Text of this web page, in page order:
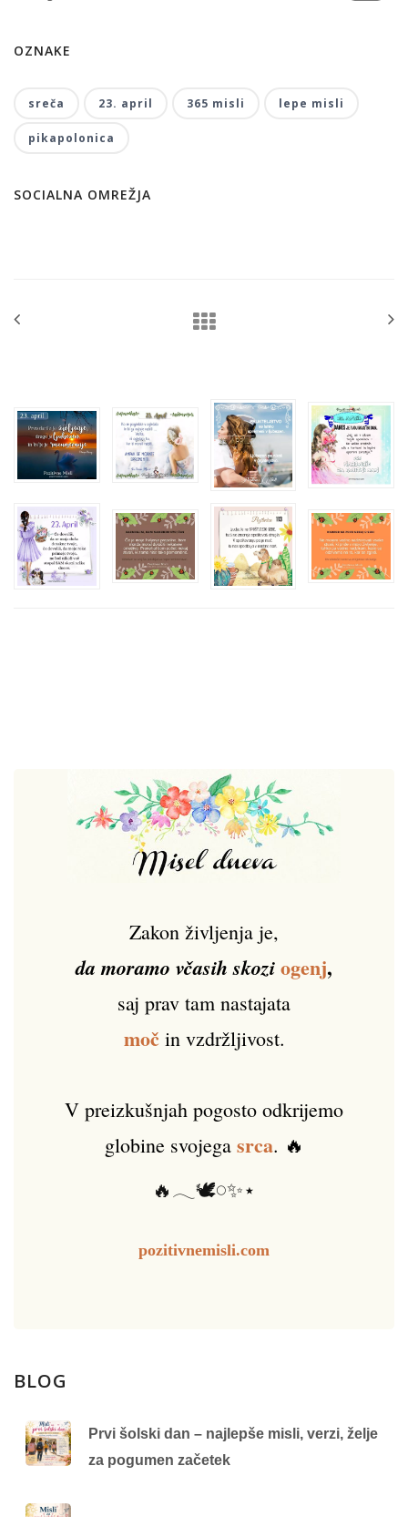
OZNAKE
sreča 23. april 365 misli lepe misli
pikapolonica
SOCIALNA OMREŽJA
Zakon življenja je,
da moramo včasih skoziogenj,
saj prav tam nastajata
močin vzdržljivost.
V preizkušnjah pogosto odkrijemo
globine svojega srca. 🔥
🔥𓂃🕊️𓏸✨⋆
pozitivnemisli.com
BLOG
Prvi šolski dan – najlepše misli, verzi, želje
za pogumen začetek